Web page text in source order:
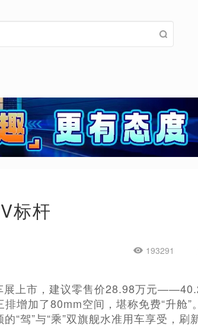
标杆
193291
上市，建议零售价28.98万元
增加了80mm空间，堪称免费“升舱”
“驾”与“乘”双旗舰水准用车享受，刷